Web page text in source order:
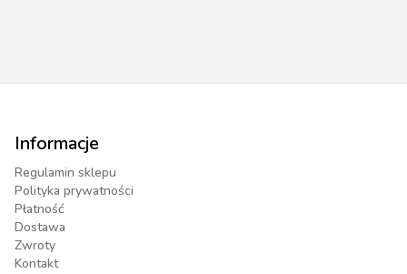
Informacje
Regulamin sklepu
Polityka prywatności
Płatność
Dostawa
Zwroty
Kontakt